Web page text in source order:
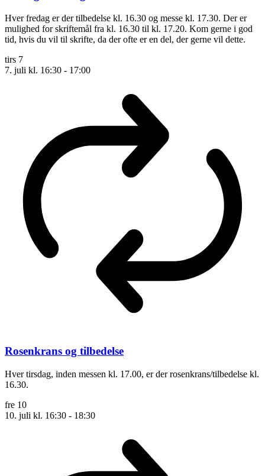
Hver fredag er der tilbedelse kl. 16.30 og messe kl. 17.30. Der er
mulighed for skriftemål fra kl. 16.30 til kl. 17.20. Kom gerne i god
tid, hvis du vil til skrifte, da der ofte er en del, der gerne vil dette.
tirs 7
7. juli kl. 16:30 - 17:00
Rosenkrans og tilbedelse
Hver tirsdag, inden messen kl. 17.00, er der rosenkrans/tilbedelse kl.
16.30.
fre 10
10. juli kl. 16:30 - 18:30